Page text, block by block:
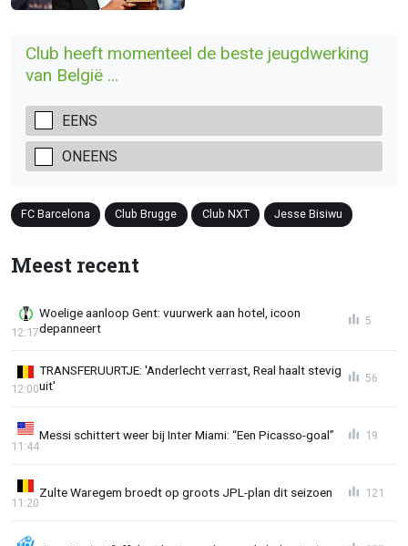
Club heeft momenteel de beste jeugdwerking
van België ...
EENS
ONEENS
FC Barcelona Club Brugge Club NXT Jesse Bisiwu
Meest recent
Woelige aanloop Gent: vuurwerk aan hotel, icoon
depanneert
12:17
5
TRANSFERUURTJE: 'Anderlecht verrast, Real haalt stevig
uit'
12:00
56
Messi schittert weer bij Inter Miami: “Een Picasso-goal”
11:44
19
Zulte Waregem broedt op groots JPL-plan dit seizoen
11:20
121